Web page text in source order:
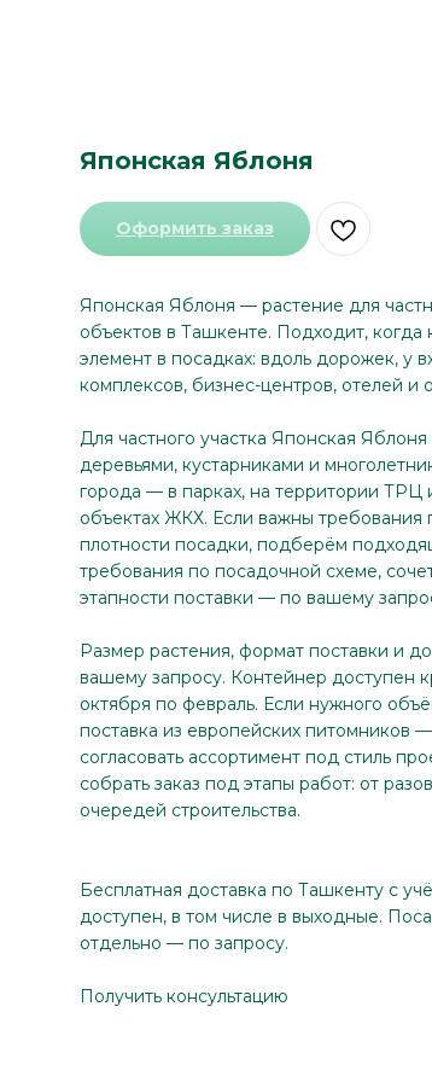
Японская Яблоня
Оформить заказ
Японская Яблоня — растение для
объектов в Ташкенте. Подходит,
элемент в посадках: вдоль дорожек, у
комплексов, бизнес-центров, отелей и
Для частного участка Японская
деревьями, кустарниками и
города — в парках, на территории ТРЦ
объектах ЖКХ. Если важны требования
плотности посадки, подберём
требования по посадочной схеме,
этапности поставки — по вашему
Размер растения, формат поставки и
вашему запросу. Контейнер доступен
октября по февраль. Если нужного
поставка из европейских питомников
согласовать ассортимент под стиль
собрать заказ под этапы работ: от
очередей строительства.
Бесплатная доставка по Ташкенту с
доступен, в том числе в выходные.
отдельно — по запросу.
Получить консультацию